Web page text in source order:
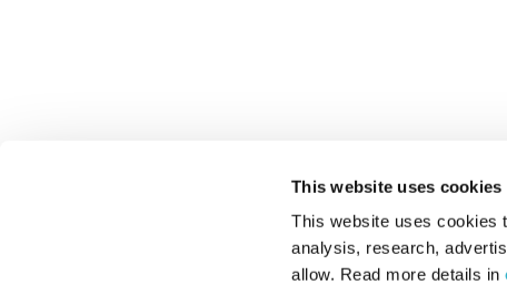
This website uses cookies
This website uses cookies
analysis, research,
allow. Read more details in